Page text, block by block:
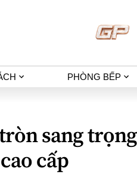
PHÒNG BẾP
sang
cấp